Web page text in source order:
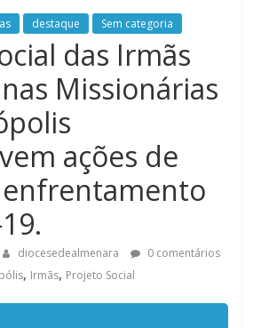
destaque Sem categoria
das Irmãs
Missionárias
ações de
diocesedealmenara
0 comentários
, Irmãs, Projeto Social